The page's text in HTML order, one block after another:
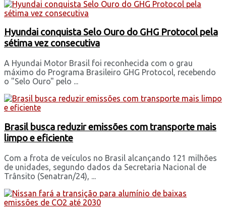
Hyundai conquista Selo Ouro do GHG Protocol pela
sétima vez consecutiva
A Hyundai Motor Brasil foi reconhecida com o grau
máximo do Programa Brasileiro GHG Protocol, recebendo
o "Selo Ouro" pelo ...
Brasil busca reduzir emissões com transporte mais
limpo e eficiente
Com a frota de veículos no Brasil alcançando 121 milhões
de unidades, segundo dados da Secretaria Nacional de
Trânsito (Senatran/24), ...